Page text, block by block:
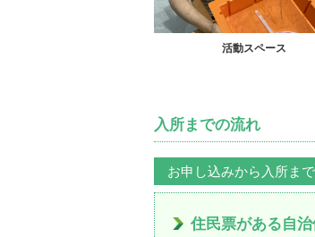
活動スペース
入所までの流れ
お申し込みから入所ま
住民票がある自